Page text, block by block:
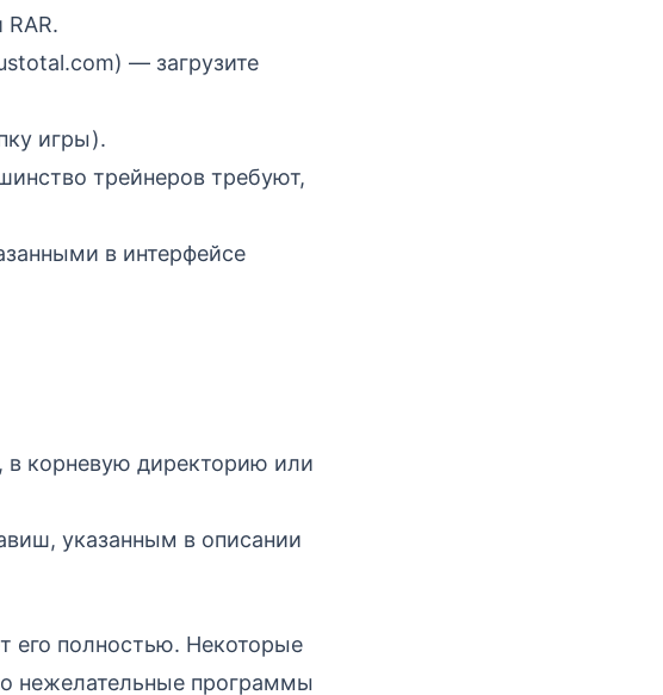
— загрузите
игры).
трейнеров требуют,
в интерфейсе
в корневую директорию или
указанным в описании
его полностью. Некоторые
нежелательные программы